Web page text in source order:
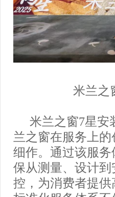
米兰之
米兰之窗7星安
兰之窗在服务上
细作。通过该服
保从测量、设计
控，为消费者提